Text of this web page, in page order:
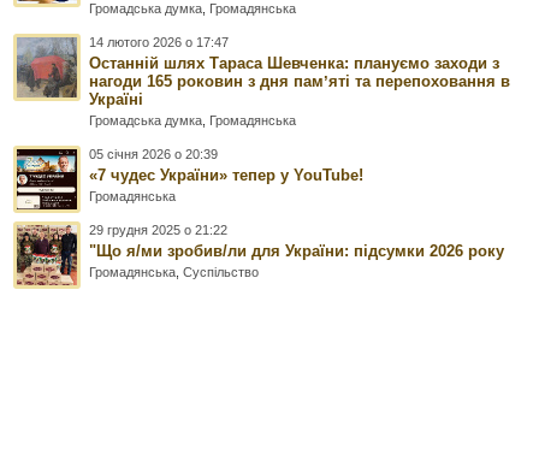
Громадська думка Громадянська
14 лютого 2026 о 17:47
Останній шлях Тараса Шевченка: плануємо заходи з
нагоди 165 роковин з дня памʼяті та перепоховання в
Україні
Громадська думка Громадянська
05 січня 2026 о 20:39
«7 чудес України» тепер у YouTube!
Громадянська
29 грудня 2025 о 21:22
"Що я/ми зробив/ли для України: підсумки 2026 року
Громадянська ,Суспільство